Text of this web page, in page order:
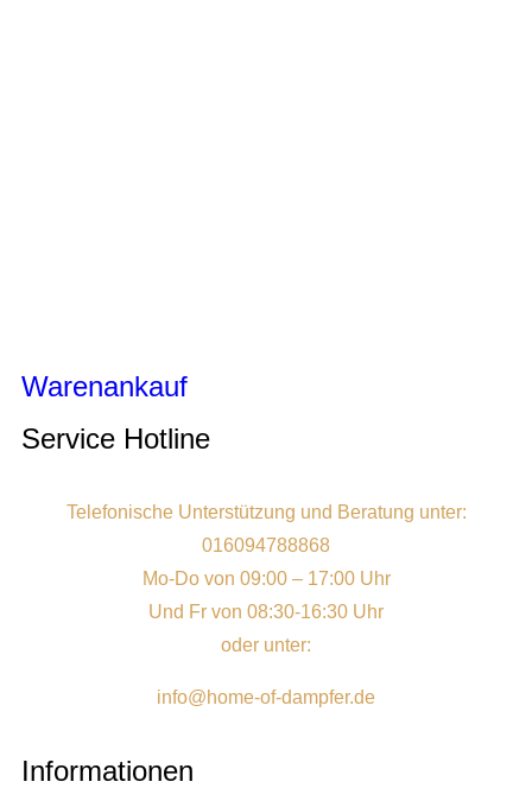
Warenankauf
Service Hotline
Telefonische Unterstützung und Beratung unter:
016094788868
Mo-Do von 09:00 – 17:00 Uhr
Und Fr von 08:30-16:30 Uhr
oder unter:
info@home-of-dampfer.de
Informationen